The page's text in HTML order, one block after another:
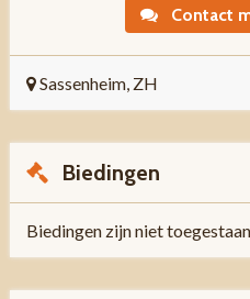
Contact
Sassenheim, ZH
Biedingen
Biedingen zijn niet